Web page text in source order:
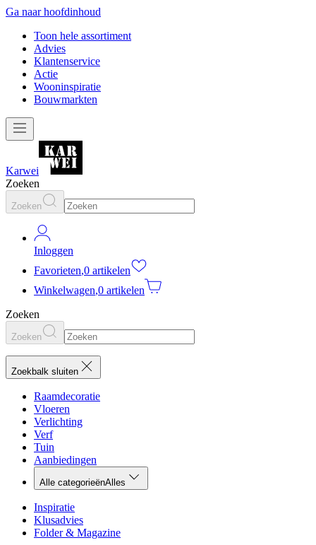
Ga naar hoofdinhoud
Toon hele assortiment
Advies
Klantenservice
Actie
Wooninspiratie
Bouwmarkten
Karwei
Zoeken
Zoeken
Inloggen
Favorieten,0 artikelen
Winkelwagen,0 artikelen
Zoeken
Zoeken
Zoekbalk sluiten
Raamdecoratie
Vloeren
Verlichting
Verf
Tuin
Aanbiedingen
Alle categorieënAlles
Inspiratie
Klusadvies
Folder & Magazine